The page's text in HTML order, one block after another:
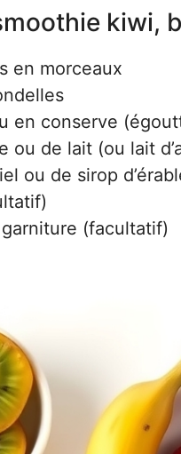
kiwi,
en morceaux
en conserve
ou de lait (ou lait
ou de sirop
(facultatif)